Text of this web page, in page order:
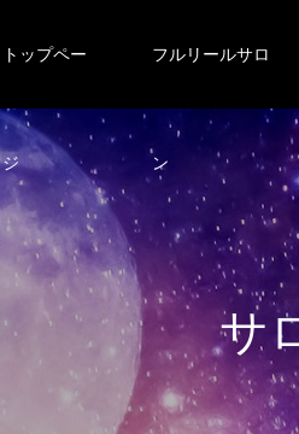
トップペー
ジ
フルリールサロ
ン
サ
イベ